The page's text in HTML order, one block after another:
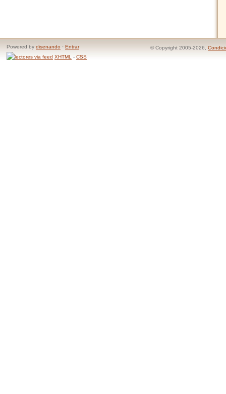
© Copyright 2005-2026,
Powered by disenando · Entrar
XHTML
- CSS